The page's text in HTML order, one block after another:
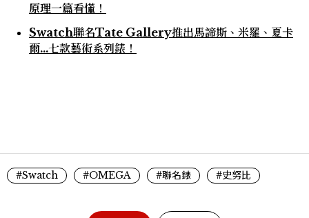
原理一篇看懂！
Swatch聯名Tate Gallery推出馬諦斯、米羅、夏卡
爾...七款藝術系列錶！
#Swatch #OMEGA #聯名錶 #史努比